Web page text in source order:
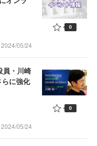
2024/05/24
0
員・川崎
に強化
2024/05/24
0